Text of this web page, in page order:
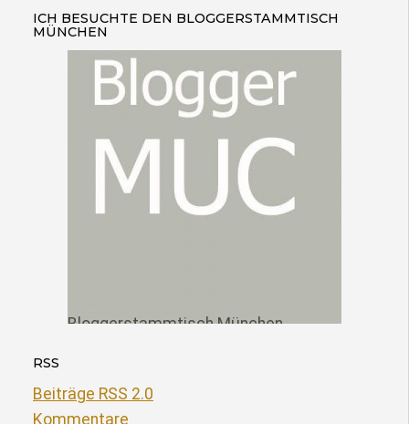
ICH BESUCHTE DEN BLOGGERSTAMMTISCH
MÜNCHEN
Bloggerstammtisch München
RSS
Beiträge RSS 2.0
Kommentare